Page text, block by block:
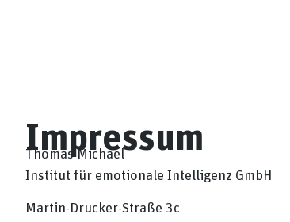
Impressum
Thomas Michael
Institut für emotionale Intelligenz GmbH
Martin-Drucker-Straße 3c